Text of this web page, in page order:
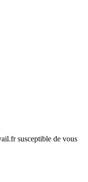
susceptible de vous